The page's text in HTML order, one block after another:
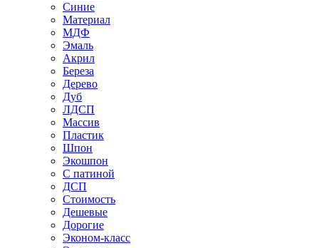
Синие
Материал
МДФ
Эмаль
Акрил
Береза
Дерево
Дуб
ЛДСП
Массив
Пластик
Шпон
Экошпон
С патиной
ДСП
Стоимость
Дешевые
Дорогие
Эконом-класс